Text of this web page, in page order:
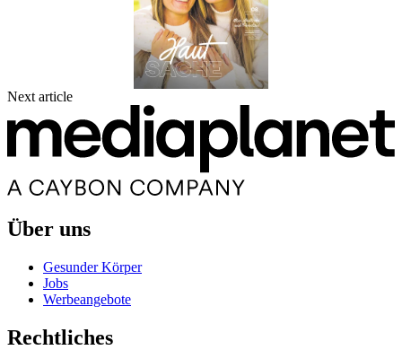
Next article
Über uns
Gesunder Körper
Jobs
Werbeangebote
Rechtliches